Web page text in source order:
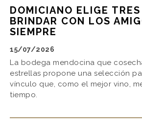
DOMICIANO ELIGE
BRINDAR CON LOS
SIEMPRE
15/07/2026
La bodega mendocina que
estrellas propone una selección
vínculo que, como el mejor vino,
tiempo.